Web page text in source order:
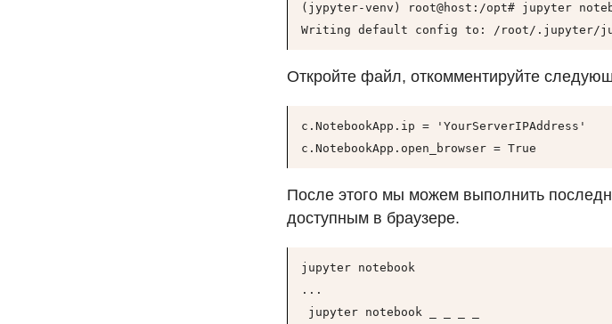
(jypyter-venv) root@host:/opt# jupyter
Writing default config to: /root/.jupyter/
Откройте файл, откомментируйте
c.NotebookApp.ip = 'YourServerIPAddress'
c.NotebookApp.open_browser = True
После этого мы можем выполнить
доступным в браузере.
jupyter notebook
...
jupyter notebook _ _ _ _